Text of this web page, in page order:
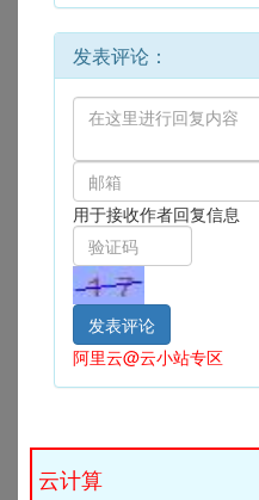
发表评论：
用于接收作者回复信息
阿里云@云小站专区
云计算